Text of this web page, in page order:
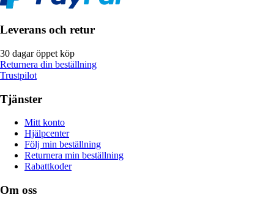
Leverans och retur
30 dagar öppet köp
Returnera din beställning
Trustpilot
Tjänster
Mitt konto
Hjälpcenter
Följ min beställning
Returnera min beställning
Rabattkoder
Om oss